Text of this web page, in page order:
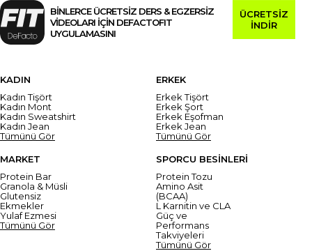
BİNLERCE ÜCRETSİZ DERS & EGZERSİZ
VİDEOLARI İÇİN DEFACTOFIT
UYGULAMASINI
ÜCRETSİZ
İNDİR
KADIN
Kadın Tişört
Kadın Mont
Kadın Sweatshirt
Kadın Jean
Tümünü Gör
ERKEK
Erkek Tişört
Erkek Şort
Erkek Eşofman
Erkek Jean
Tümünü Gör
MARKET
Protein Bar
Granola & Müsli
Glutensiz
Ekmekler
Yulaf Ezmesi
Tümünü Gör
SPORCU BESİNLERİ
Protein Tozu
Amino Asit
(BCAA)
L Karnitin ve CLA
Güç ve
Performans
Takviyeleri
Tümünü Gör